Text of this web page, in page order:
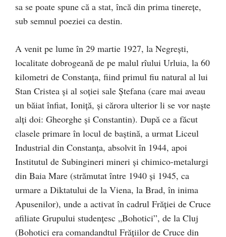
sa se poate spune că a stat, încă din prima tinerețe,
sub semnul poeziei ca destin.
A venit pe lume în 29 martie 1927, la Negreşti,
localitate do­bro­geană de pe malul rîului Urluia, la 60
kilometri de Constanţa, fiind primul fiu natural al lui
Stan Cristea şi al soției sale Ştefana (care mai aveau
un băiat înfiat, Ioniță, și cărora ulterior li se vor naște
alți doi: Gheorghe şi Constantin). După ce a făcut
clasele primare în locul de baștină, a urmat Liceul
Industrial din Constanţa, absolvit în 1944, apoi
Institutul de Subingineri mineri şi chimico-metalurgi
din Baia Mare (strămutat între 1940 și 1945, ca
urmare a Diktatului de la Viena, la Brad, în inima
Apusenilor), unde a activat în cadrul Frăţiei de Cruce
afiliate Grupului studențesc „Bohotici”, de la Cluj
(Bohotici era comandandtul Frățiilor de Cruce din